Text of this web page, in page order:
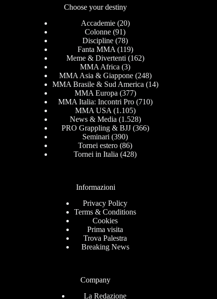
Choose your destiny
Accademie(20)
Colonne (91)
Discipline (78)
Fanta MMA (119)
Meme & Divertenti (162)
MMA Africa (3)
MMA Asia & Giappone(248)
MMA Brasile & Sud America (14)
MMA Europa (377)
MMA Italia: Incontri Pro(710)
MMA USA (1.105)
News & Media (1.528)
PRO Grappling & BJJ(366)
Seminari (390)
Tornei estero (86)
Tornei in Italia (428)
Informazioni
Privacy Policy
Terms & Conditions
Cookies
Prima visita
Trova Palestra
Breaking News
Company
La Redazione